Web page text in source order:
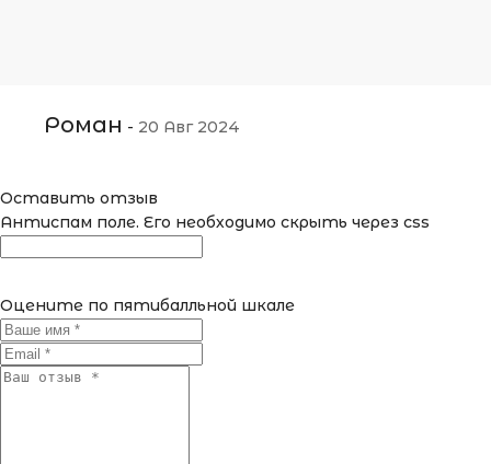
Роман - 20 Авг 2024
Оставить отзыв
Антиспам поле. Его необходимо скрыть через css
Оцените по пятибалльной шкале